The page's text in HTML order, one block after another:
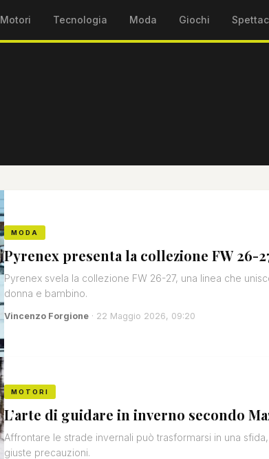
Motori Tecnologia Moda Giochi
MODA
Pyrenex presenta la collezione FW 26-
Pyrenex svela la collezione FW 26-27, una linea che
donna e bambino.
Vincenzo Forgione · 22 Maggio 2026, 09:20
MOTORI
L’arte di guidare in inverno secondo
Affrontare le strade invernali può trasformarsi in una
giuste precauzioni.